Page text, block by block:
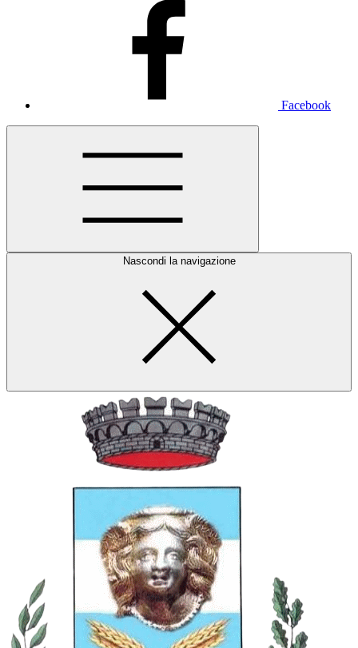
Facebook
Nascondi la navigazione